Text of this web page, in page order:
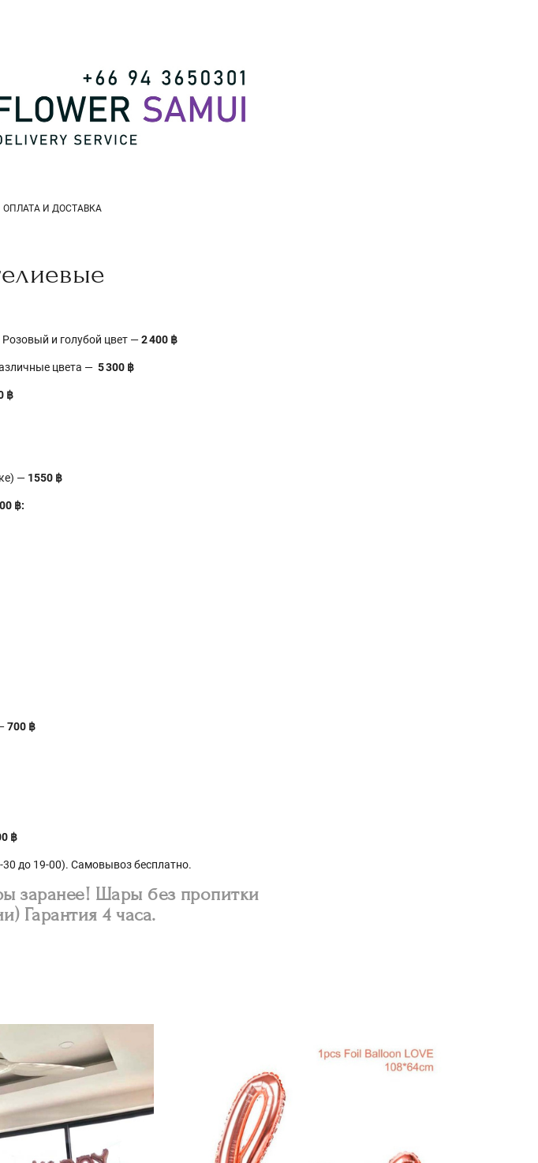
ОПЛАТА И ДОСТАВКА
и голубой цвет —2 400 ฿
цвета — 5 300 ฿
฿
— 1550 ฿
฿:
700 ฿
฿
до 19-00). Самовывоз бесплатно.
заранее! Шары без пропитки
Гарантия 4 часа.